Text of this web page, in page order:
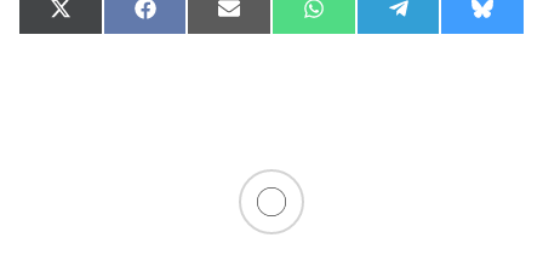
Share
on
Share
on
Share
on
Share
on
Share
on
Share
on